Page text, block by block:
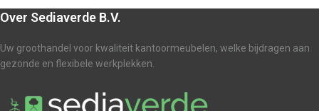
Over Sediaverde B.V.
Uw groothandel voor kwaliteit kantoormeubelen, welke bijdragen aan
gezonde en flexibele werkplekken.